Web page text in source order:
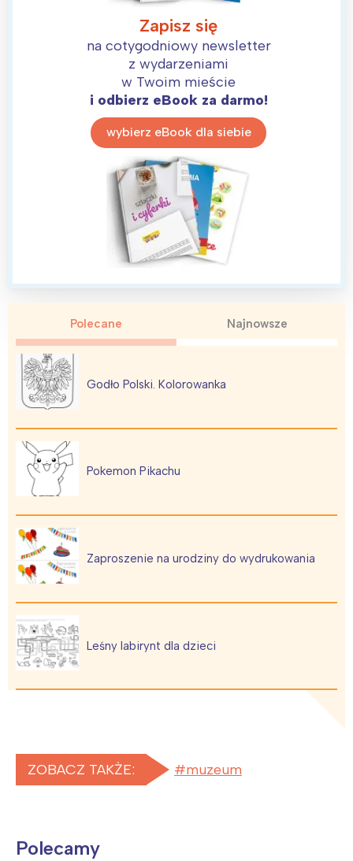
Zapisz się
na cotygodniowy newsletter
z wydarzeniami
w Twoim mieście
i odbierz eBook za darmo!
wybierz eBook dla siebie
Polecane Najnowsze
Godło Polski. Kolorowanka
Pokemon Pikachu
Zaproszenie na urodziny do wydrukowania
Leśny labirynt dla dzieci
ZOBACZ TAKŻE: muzeum
Polecamy
Poznań
Południe
Północ
Wszystkie
Wybieram